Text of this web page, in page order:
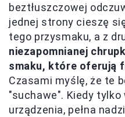
beztłuszczowej
jednej strony cieszę
tego przysmaku, a z
niezapomnianej
smaku, które oferują
Czasami myślę, że te
"suchawe". Kiedy tylko
urządzenia, pełna